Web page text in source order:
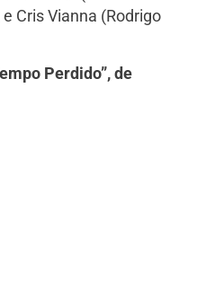
Cris Vianna (Rodrigo
Perdido”, de